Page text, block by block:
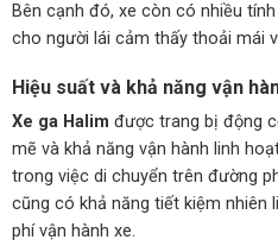
Bên cạnh đó, xe còn có nhiều
cho người lái cảm thấy thoải mái
Hiệu suất và khả năng vận
Xe ga Halim được trang bị động
mẽ và khả năng vận hành linh
trong việc di chuyển trên đường
cũng có khả năng tiết kiệm nhiên
phí vận hành xe.